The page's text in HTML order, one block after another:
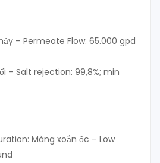
– Permeate Flow: 65.000 gpd
– Salt rejection: 99,8%; min
Màng xoắn ốc – Low